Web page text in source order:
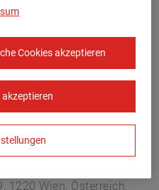
1220 Wien, Österreich,
Cookies akzeptieren
akzeptieren